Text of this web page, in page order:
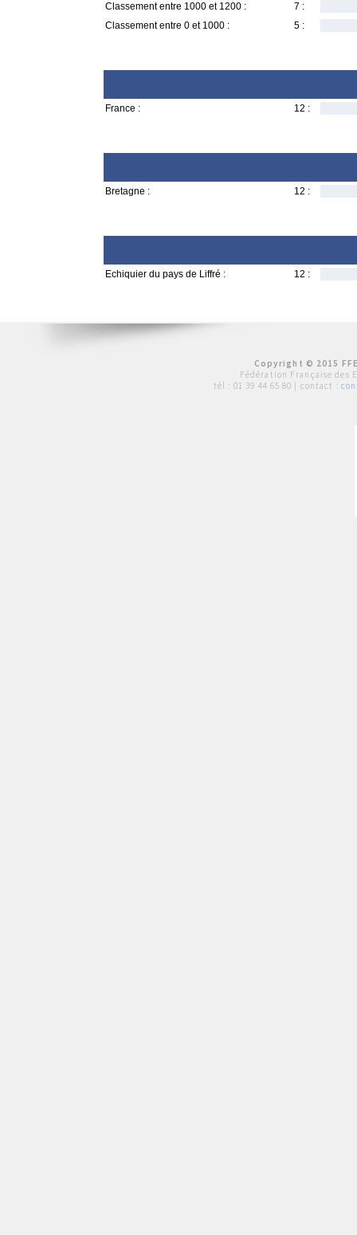
Classement entre 1000 et 1200 :
7 :
Classement entre 0 et 1000 :
5 :
France : 12 :
Bretagne : 12 :
Echiquier du pays de Liffré : 12 :
Copyright © 2015
Fédération Française des
tél : 01 39 44 65 80 | contact :